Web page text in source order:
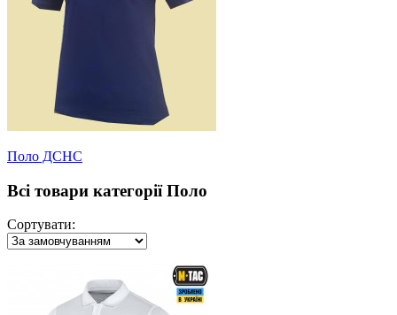
Поло ДСНС
Всі товари категорії Поло
Сортувати: